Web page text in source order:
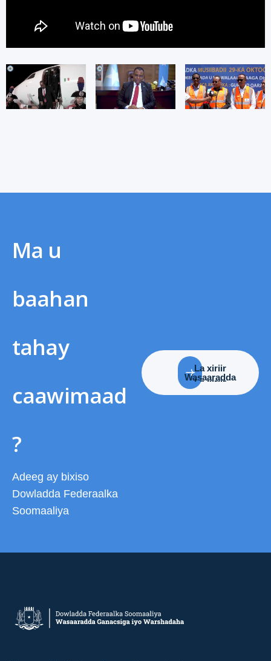
Ma u
baahan
tahay
caawimaad
?
Adeeg ay bixiso
Dowladda Federaalka
Soomaaliya
La xiriir
Wasaaradda